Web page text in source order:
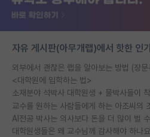
자유 게시판(아무개랩)에서 핫한 인
외부에서 괜찮은 랩을 알아보는 방법 (장문
<대학원에 입학하는 법>
소재분야 석박사 대학원생 + 물박사들이
교수를 원하는 사람들에게 하는 아조씨의
AI전공 박사는 의사보다 돈을 더 많이 벌
대학원생들은 왜 교수님께 감사해야 하나